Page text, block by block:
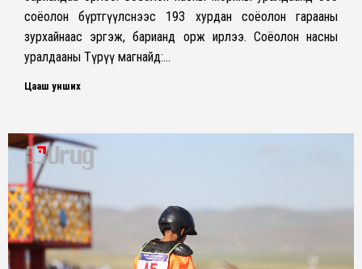
соёолон бүртгүүлснээс 193 хурдан соёолон гарааны
зурхайнаас эргэж, барианд орж ирлээ. Соёолон насны
уралдааны Түрүү магнайд:…
Цааш унших